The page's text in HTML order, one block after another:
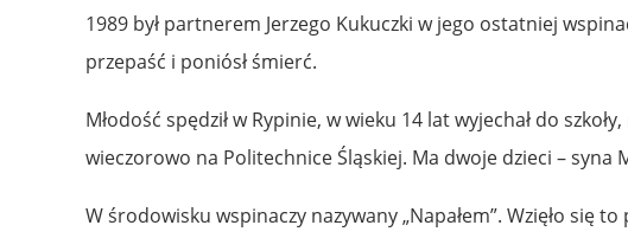
1989 był partnerem Jerzego Kukuczki w jego ostatniej
przepaść i poniósł śmierć.
Młodość spędził w Rypinie, w wieku 14 lat wyjechał do
wieczorowo na Politechnice Śląskiej. Ma dwoje dzieci – syna
W środowisku wspinaczy nazywany „Napałem”. Wzięło się